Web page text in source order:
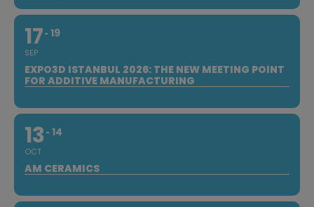
17
SEP
19
EXPO3D ISTANBUL 2026: THE NEW MEETING POINT
FOR ADDITIVE MANUFACTURING
13
OCT
14
AM CERAMICS